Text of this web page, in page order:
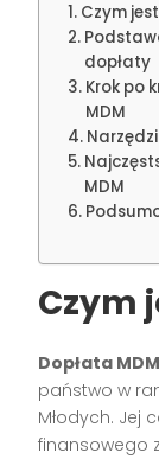
Czym
dopłaty
Krok po
MDM
MDM
Czym
Dopłata MDM
państwo w
Młodych. Jej
finansowego